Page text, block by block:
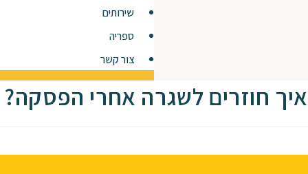
שירותים
ספריה
צור קשר
איך חוזרים לשגרה אחרי הפסקה?